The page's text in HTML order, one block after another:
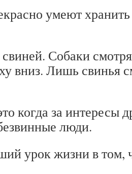
умеют хранить
Со­ба­ки
вниз. Лишь свинья
когда за интересы
люди.
урок жизни в том,